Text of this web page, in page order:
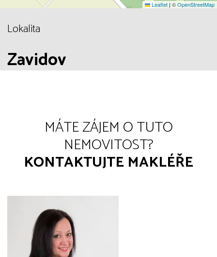
Leaflet | ©OpenStreetMap
Lokalita
Zavidov
MÁTE ZÁJEM O TUTO
NEMOVITOST?
KONTAKTUJTE MAKLÉŘE